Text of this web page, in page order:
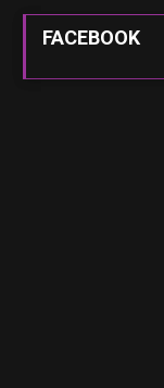
FACEBOOK